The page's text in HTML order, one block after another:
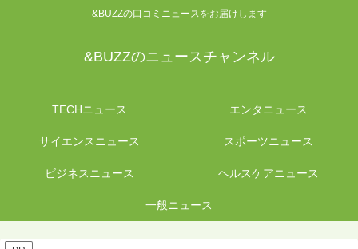
&BUZZの口コミニュースをお届けします
&BUZZのニュースチャンネル
TECHニュース エンタニュース
サイエンスニュース スポーツニュース
ビジネスニュース ヘルスケアニュース
一般ニュース